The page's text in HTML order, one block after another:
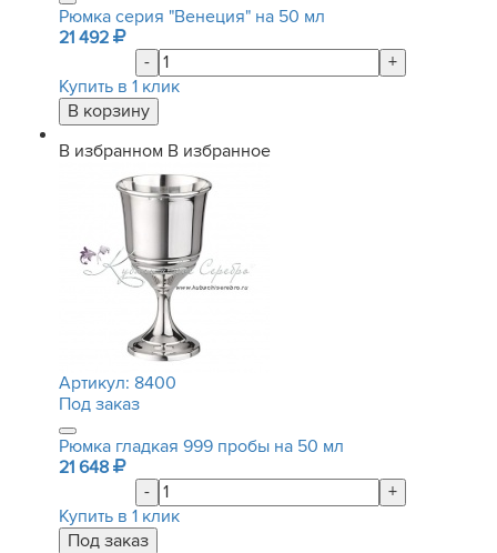
Рюмка серия "Венеция" на 50 мл
21 492
-
+
Купить в 1 клик
В избранном В избранное
Артикул: 8400
Под заказ
Рюмка гладкая 999 пробы на 50 мл
21 648
-
+
Купить в 1 клик